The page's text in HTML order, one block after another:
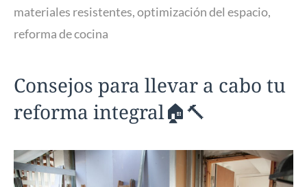
materiales resistentes,optimización del espacio,
reforma de cocina
Consejos para llevar a cabo tu
reforma integral🏠🔨